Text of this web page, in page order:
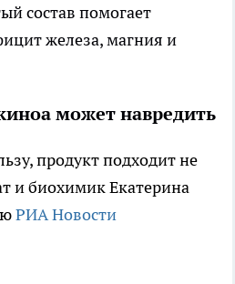
состав помогает
железа, магния и
может навредить
продукт подходит не
и биохимик Екатерина
РИА Новости